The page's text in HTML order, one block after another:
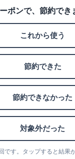
ポンで、節約でき
これから使う
節約できた
節約できなかった
対象外だった
です。タップすると結果